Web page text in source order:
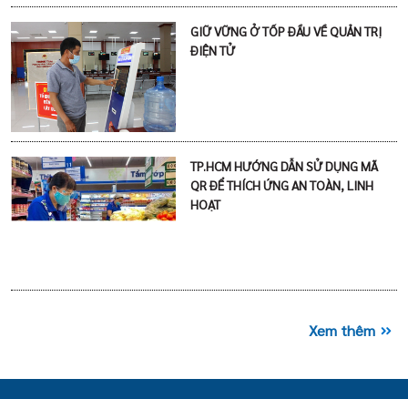
GIỮ VỮNG Ở TỐP ĐẦU VỀ QUẢN TRỊ
ĐIỆN TỬ
TP.HCM HƯỚNG DẪN SỬ DỤNG MÃ
QR ĐỂ THÍCH ỨNG AN TOÀN, LINH
HOẠT
Xem thêm